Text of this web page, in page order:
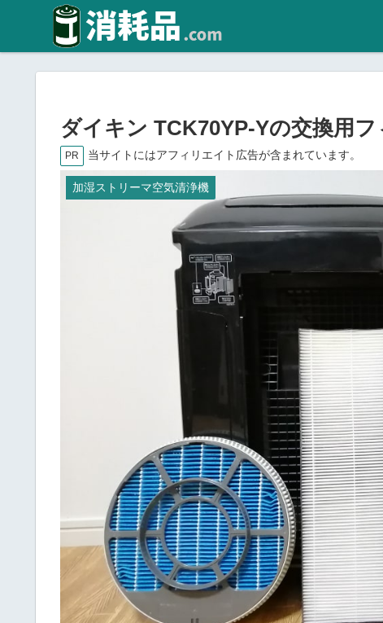
ダイキン TCK70YP-Yの交換用
PR 当サイトにはアフィリエイト広告が含まれています。
加湿ストリーマ空気清浄機